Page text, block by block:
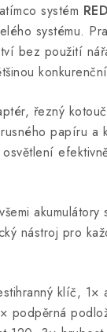
systém
systému.
bez použití
řezný
papíru a
nástroj pro
klíč,
podpěrná